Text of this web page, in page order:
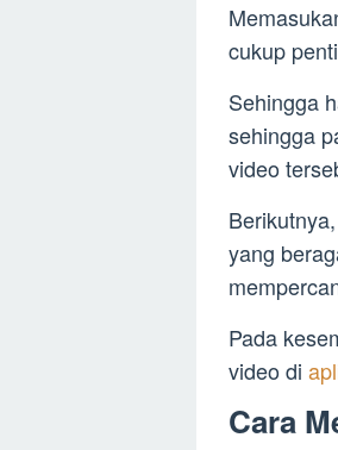
cukup
Sehingga
sehingga
video
yang
Pada
video di
Cara